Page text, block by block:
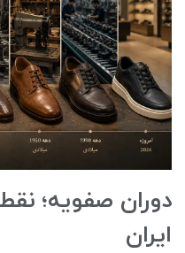
دوران صفویه؛
ایران